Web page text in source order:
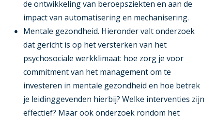
de ontwikkeling van beroepsziekten en aan de
impact van automatisering en mechanisering.
Mentale gezondheid. Hieronder valt onderzoek
dat gericht is op het versterken van het
psychosociale werkklimaat: hoe zorg je voor
commitment van het management om te
investeren in mentale gezondheid en hoe betrek
je leidinggevenden hierbij? Welke interventies zijn
effectief? Maar ook onderzoek rondom het